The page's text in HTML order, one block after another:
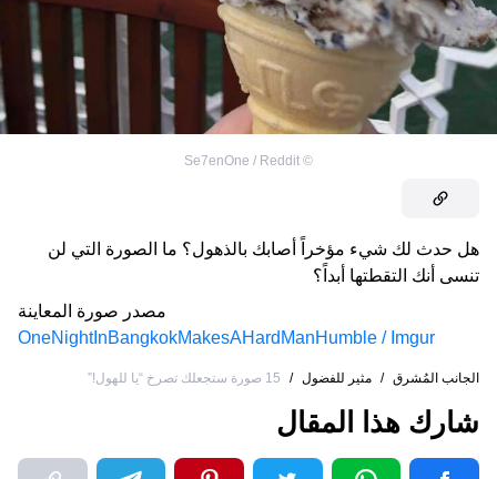
©
Se7enOne / Reddit
هل حدث لك شيء مؤخراً أصابك بالذهول؟ ما الصورة التي لن
تنسى أنك التقطتها أبداً؟
مصدر صورة المعاينة
OneNightInBangkokMakesAHardManHumble / Imgur
الجانب المُشرق / مثير للفضول / 15 صورة ستجعلك تصرخ “يا للهول!”
شارك هذا المقال